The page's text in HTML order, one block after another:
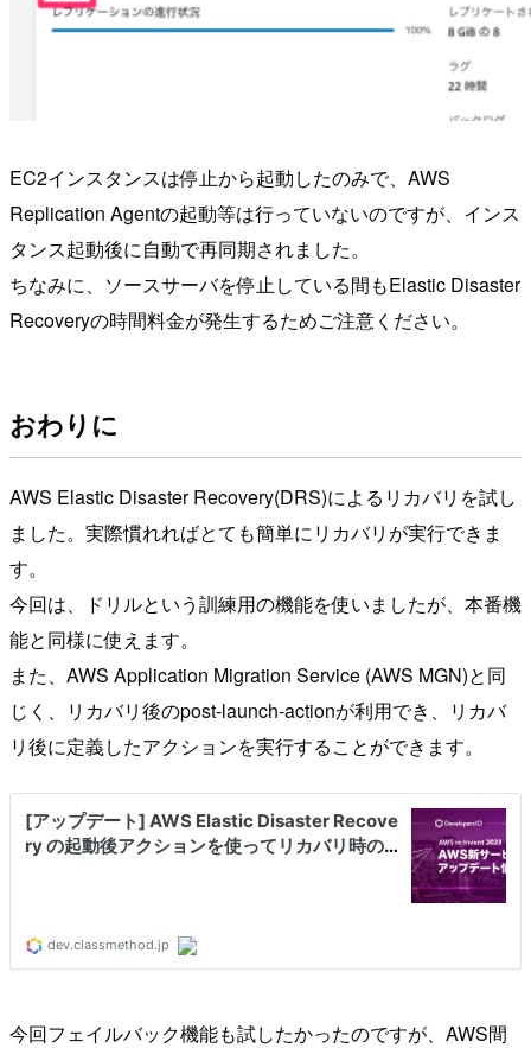
EC2インスタンスは停止から起動したのみで、AWS
Replication Agentの起動等は行っていないのですが、インス
タンス起動後に自動で再同期されました。
ちなみに、ソースサーバを停止している間もElastic Disaster
Recoveryの時間料金が発生するためご注意ください。
おわりに
AWS Elastic Disaster Recovery(DRS)によるリカバリを試し
ました。実際慣れればとても簡単にリカバリが実行できま
す。
今回は、ドリルという訓練用の機能を使いましたが、本番機
能と同様に使えます。
また、AWS Application Migration Service (AWS MGN)と同
じく、リカバリ後のpost-launch-actionが利用でき、リカバ
リ後に定義したアクションを実行することができます。
今回フェイルバック機能も試したかったのですが、AWS間